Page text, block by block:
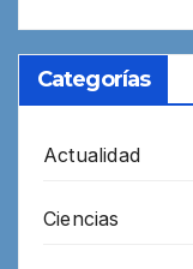
Categorías
Actualidad
Ciencias